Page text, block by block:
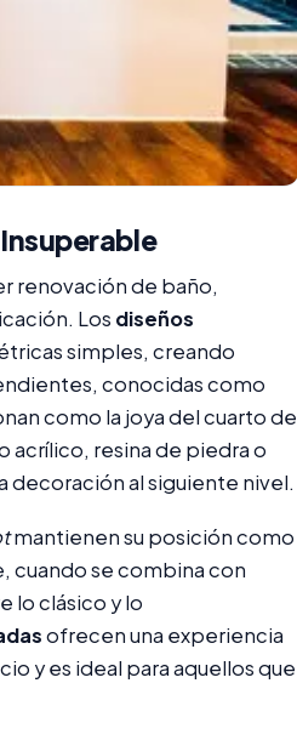
renovación de baño,
Los diseños
simples, creando
conocidas como
como la joya del cuarto de
acrílico, resina de piedra o
decoración al siguiente nivel.
mantienen su posición como
cuando se combina con
lo clásico y lo
ofrecen una experiencia
y es ideal para aquellos que